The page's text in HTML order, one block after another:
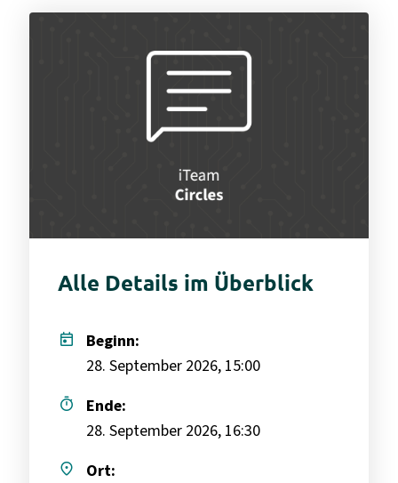
Alle Details im Überblick
today
Beginn:
28. September 2026, 15:00
timer
Ende:
28. September 2026, 16:30
place
Ort: